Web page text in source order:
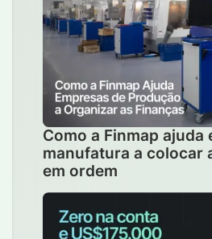
Como a Finmap ajuda
manufatura a colocar
em ordem